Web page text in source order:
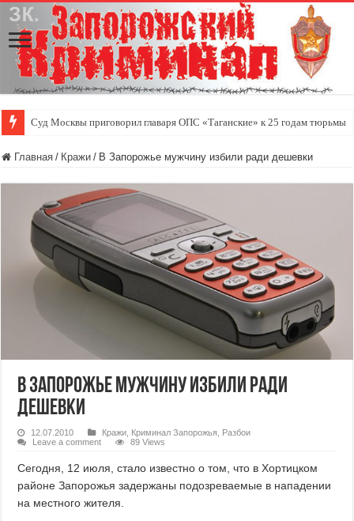
Суд Москвы приговорил главаря ОПС «Таганские» к 25 годам тюрьмы
Главная / Кражи / В Запорожье мужчину избили ради дешевки
В Запорожье мужчину избили ради
дешевки
12.07.2010 Кражи Криминал Запорожья
Разбои
Leave a comment
89 Views
Сегодня, 12 июля, стало известно о том, что в Хортицком
районе Запорожья задержаны подозреваемые в нападении
на местного жителя.